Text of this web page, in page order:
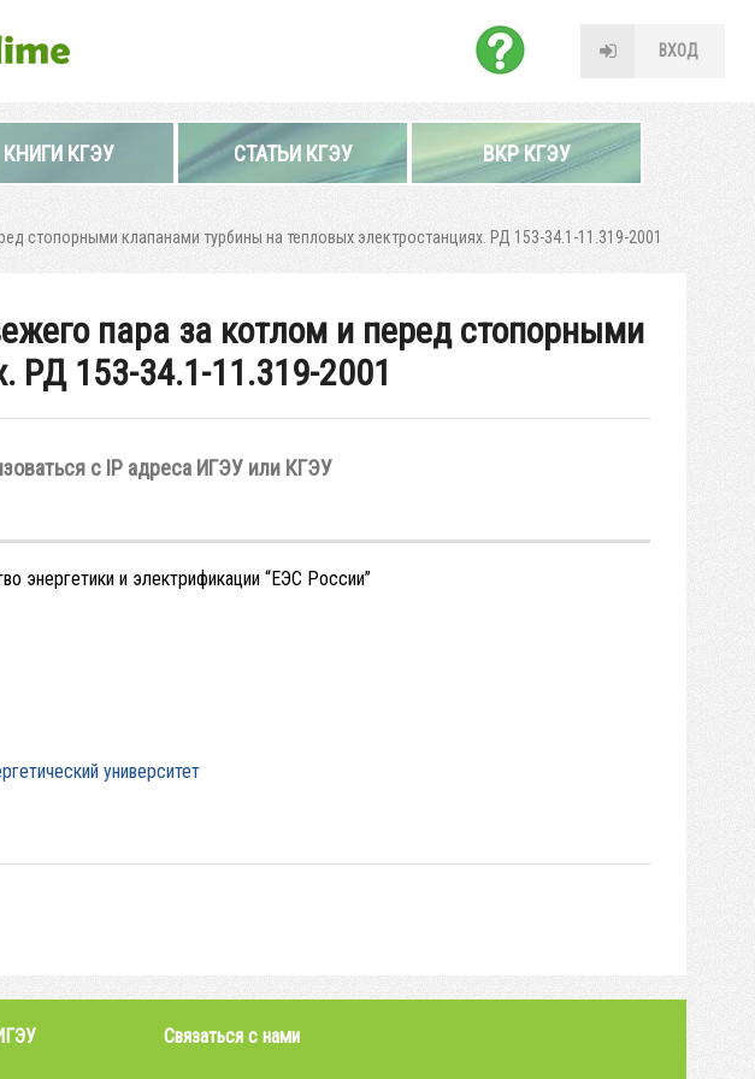
ВХОД
КНИГИ КГЭУ СТАТЬИ КГЭУ ВКР КГЭУ
стопорными клапанами турбины на тепловых электростанциях. РД 153-34.1-11.319-2001
пара за котлом и перед стопорными
РД 153-34.1-11.319-2001
с IP адреса ИГЭУ или КГЭУ
энергетики и электрификации “ЕЭС России”
университет
Связаться с нами